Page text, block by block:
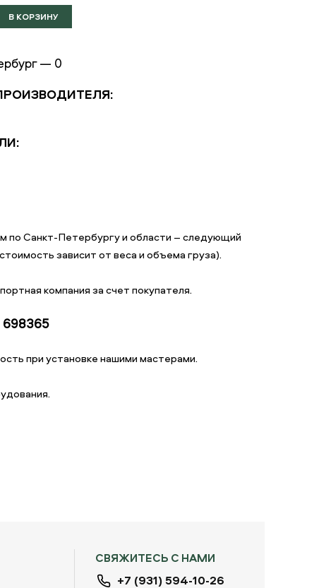
— 0
по Санкт-Петербургу и области – следующий
зависит от веса и объема груза).
компания за счет покупателя.
при установке нашими мастерами.
СВЯЖИТЕСЬ С НАМИ
+7 (931) 594-10-26